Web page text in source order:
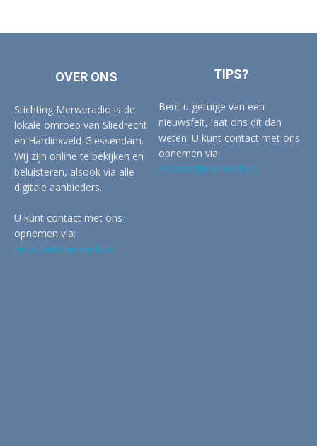
OVER ONS
Stichting Merweradio is de
lokale omroep van Sliedrecht
en Hardinxveld-Giessendam.
Wij zijn online te bekijken en
beluisteren, alsook via alle
digitale aanbieders.
U kunt contact met ons
opnemen via:
redactie@merwertv.nl
TIPS?
Bent u getuige van een
nieuwsfeit, laat ons dit dan
weten. U kunt contact met ons
opnemen via:
redactie@merwertv.nl